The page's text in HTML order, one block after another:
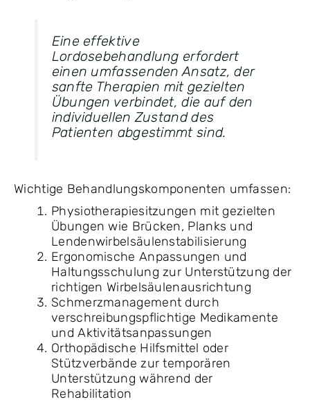
Eine effektive
Lordosebehandlung erfordert
einen umfassenden Ansatz, der
sanfte Therapien mit gezielten
Übungen verbindet, die auf den
individuellen Zustand des
Patienten abgestimmt sind.
Wichtige Behandlungskomponenten umfassen:
Physiotherapiesitzungen mit gezielten
Übungen wie Brücken, Planks und
Lendenwirbelsäulenstabilisierung
Ergonomische Anpassungen und
Haltungsschulung zur Unterstützung der
richtigen Wirbelsäulenausrichtung
Schmerzmanagement durch
verschreibungspflichtige Medikamente
und Aktivitätsanpassungen
Orthopädische Hilfsmittel oder
Stützverbände zur temporären
Unterstützung während der
Rehabilitation